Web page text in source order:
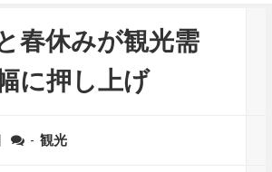
春休みが観光需
に押し上げ
- 観光